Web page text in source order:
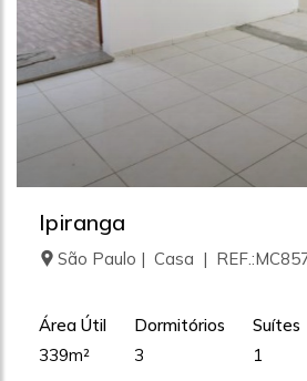
Ipiranga
São Paulo | Casa |
Área Útil
339m²
Dormitórios
3
Suítes
1